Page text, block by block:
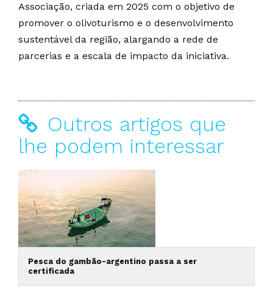
Associação, criada em 2025 com o objetivo de
promover o olivoturismo e o desenvolvimento
sustentável da região, alargando a rede de
parcerias e a escala de impacto da iniciativa.
Outros artigos que
lhe podem interessar
Pesca do gambão-argentino passa a ser
certificada